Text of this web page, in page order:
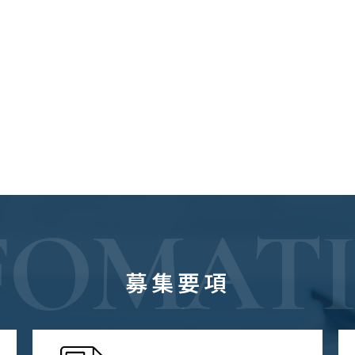
募集要項